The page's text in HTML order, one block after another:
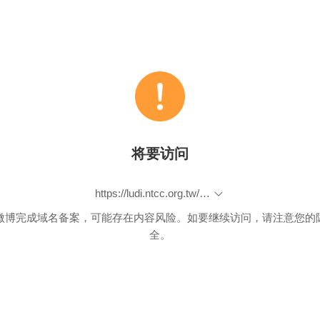
将要访问
https://ludi.ntcc.org.tw/course/course-info/A10701-5a0451dfd6e67/課程詳細.html
博完成域名备案，可能存在内容风险。如要继续访问，请注意您的
全。